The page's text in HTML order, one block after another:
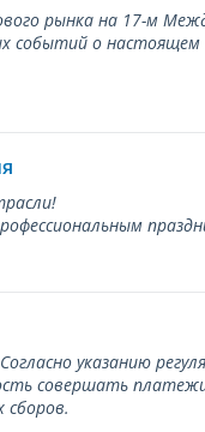
рынка на 17-м
событий о настоящем
указанию
совершать платежи
сборов.